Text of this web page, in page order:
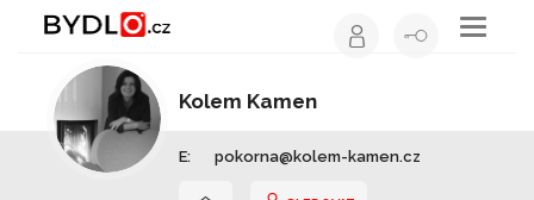
Toggle
Kolem Kamen
E: pokorna@kolem-kamen.cz